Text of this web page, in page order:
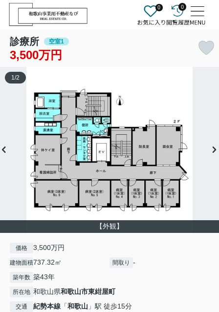
0 0
診療所 空室1
3,500万円
【外観】
1 /2
価格 3,500万円
建物面積737.32㎡ 間取り -
築年数 築43年
所在地 和歌山県和歌山市東紺屋町
交通 紀勢本線 「和歌山 」駅 徒歩15分